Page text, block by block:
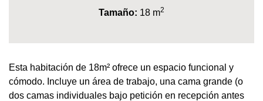
Tamaño: 18 m2
Esta habitación de 18m² ofrece un espacio funcional y
cómodo. Incluye un área de trabajo, una cama grande (o
dos camas individuales bajo petición en recepción antes